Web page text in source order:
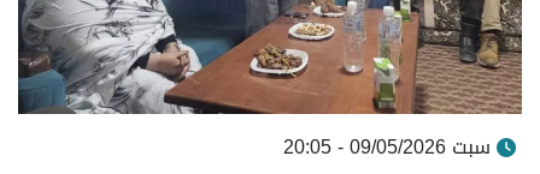
سبت 09/05/2026 - 20:05